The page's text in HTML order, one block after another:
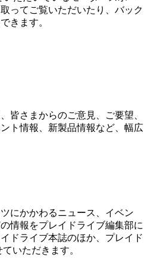
ってご覧いただいたり、バック
きます。
皆さまからのご意見、ご要望、
ト情報、新製品情報など、幅広
にかかわるニュース、イベン
情報をプレイドライブ編集部に
ドライブ本誌のほか、プレイド
いただきます。